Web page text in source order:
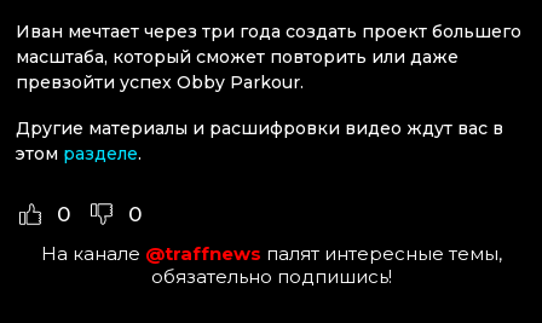
Иван мечтает через три года создать проект большего
масштаба, который сможет повторить или даже
превзойти успех Obby Parkour.
Другие материалы и расшифровки видео ждут вас в
этом разделе.
0 0
На канале @traffnews палят интересные темы,
обязательно подпишись!